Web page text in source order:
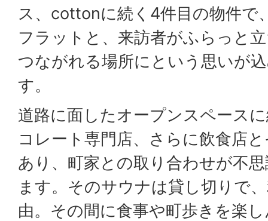
ス、cottonに続く4件目の物件で
フラットと、来訪者がふらっと
つながれる場所にという思いが
す。
道路に面したオープンスペース
コレート専門店、さらに飲食店
あり、町家との取り合わせが不
ます。そのサウナは貸し切りで
由。その間に食事や町歩きを楽